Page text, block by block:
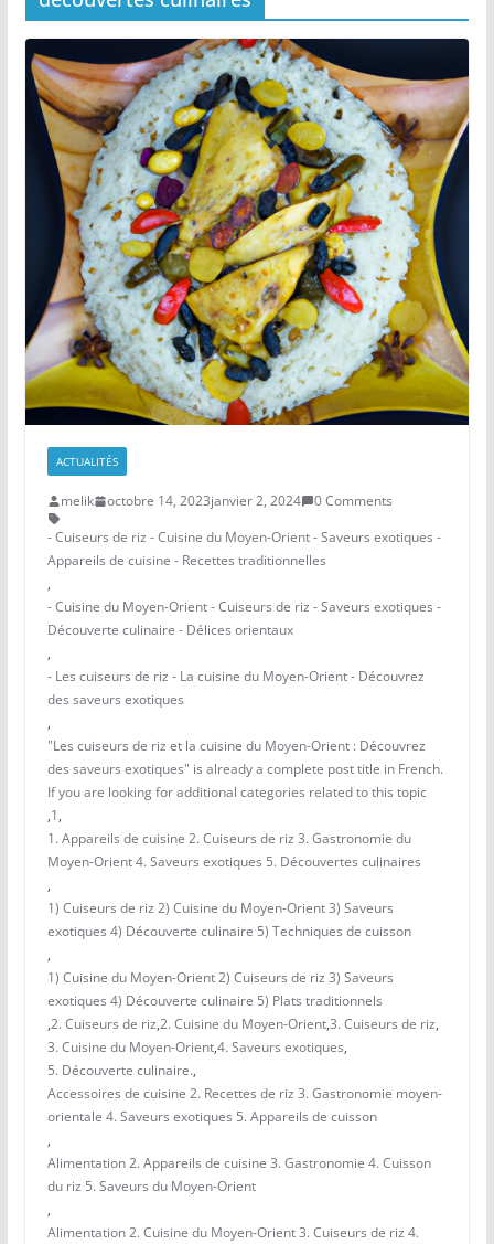
ACTUALITÉS
melik octobre 14, 2023janvier 2, 2024
0 Comments
- Cuiseurs de riz - Cuisine du Moyen-Orient - Saveurs exotiques -
Appareils de cuisine - Recettes traditionnelles
,
- Cuisine du Moyen-Orient - Cuiseurs de riz - Saveurs exotiques -
Découverte culinaire - Délices orientaux
,
- Les cuiseurs de riz - La cuisine du Moyen-Orient - Découvrez
des saveurs exotiques
,
"Les cuiseurs de riz et la cuisine du Moyen-Orient : Découvrez
des saveurs exotiques" is already a complete post title in French.
If you are looking for additional categories related to this topic
,1,
1. Appareils de cuisine 2. Cuiseurs de riz 3. Gastronomie du
Moyen-Orient 4. Saveurs exotiques 5. Découvertes culinaires
,
1) Cuiseurs de riz 2) Cuisine du Moyen-Orient 3) Saveurs
exotiques 4) Découverte culinaire 5) Techniques de cuisson
,
1) Cuisine du Moyen-Orient 2) Cuiseurs de riz 3) Saveurs
exotiques 4) Découverte culinaire 5) Plats traditionnels
,2. Cuiseurs de riz,2. Cuisine du Moyen-Orient,3. Cuiseurs de riz,
3. Cuisine du Moyen-Orient,4. Saveurs exotiques,
5. Découverte culinaire.,
Accessoires de cuisine 2. Recettes de riz 3. Gastronomie moyen-
orientale 4. Saveurs exotiques 5. Appareils de cuisson
,
Alimentation 2. Appareils de cuisine 3. Gastronomie 4. Cuisson
du riz 5. Saveurs du Moyen-Orient
,
Alimentation 2. Cuisine du Moyen-Orient 3. Cuiseurs de riz 4.